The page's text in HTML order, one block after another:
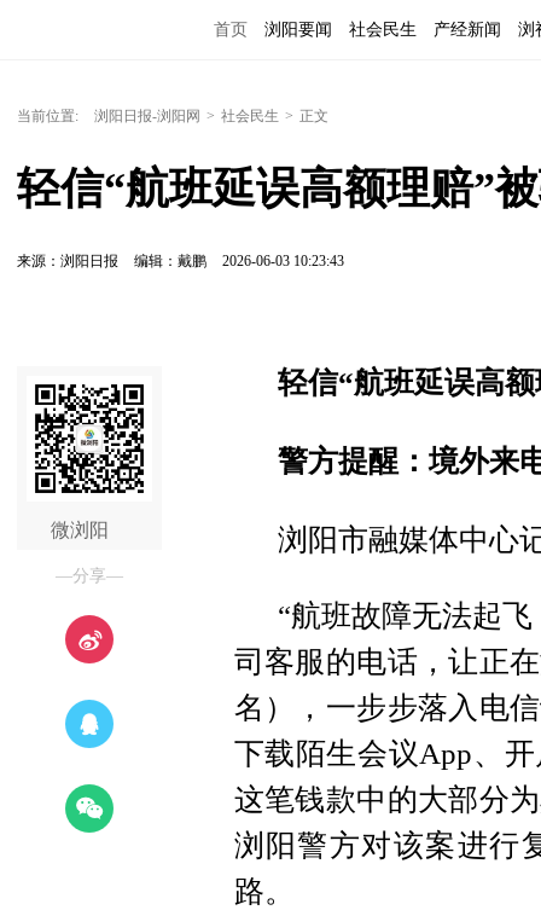
首页 浏阳要闻 社会民生 产经新闻 浏
当前位置: 浏阳日报-浏阳网 > 社会民生 > 正文
轻信“航班延误高额理赔”
来源：浏阳日报 编辑：戴鹏 2026-06-03 10:23:43
微浏阳
—分享—
轻信“航班延误高
警方提醒：境外来
浏阳市融媒体中心
“航班故障无法起
司客服的电话，让正
名），一步步落入电
下载陌生会议App、
这笔钱款中的大部分
浏阳警方对该案进行
路。